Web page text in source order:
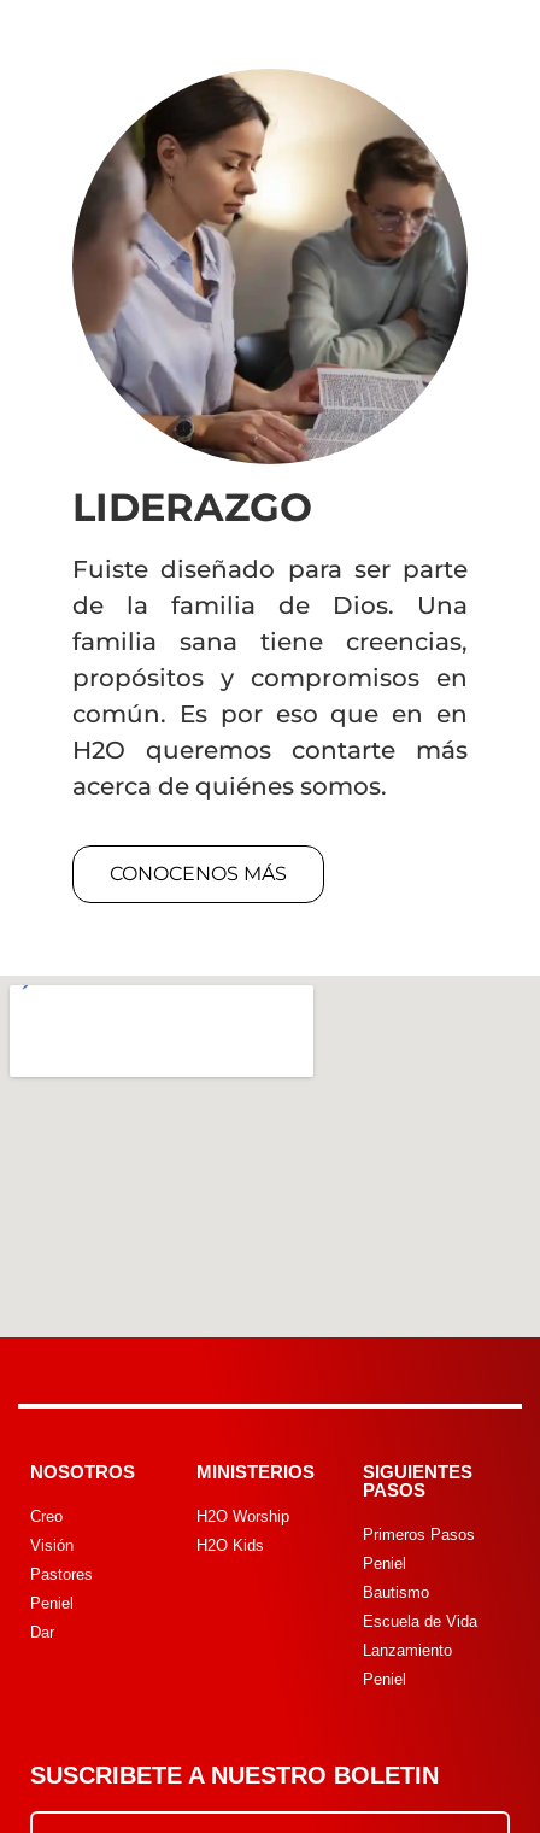
LIDERAZGO
Fuiste diseñado para ser parte
de la familia de Dios. Una
familia sana tiene creencias,
propósitos y compromisos en
común. Es por eso que en en
H2O queremos contarte más
acerca de quiénes somos.
CONOCENOS MÁS
NOSOTROS
Creo
Visión
Pastores
Peniel
Dar
MINISTERIOS
H2O Worship
H2O Kids
SIGUIENTES
PASOS
Primeros Pasos
Peniel
Bautismo
Escuela de Vida
Lanzamiento
Peniel
SUSCRIBETE A NUESTRO BOLETIN